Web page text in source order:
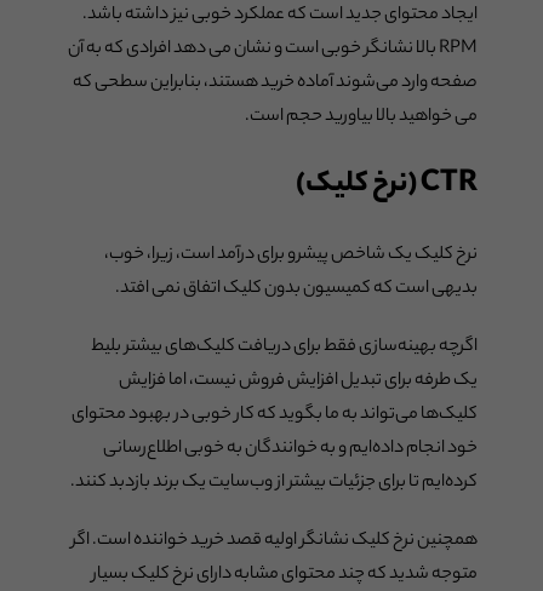
ایجاد محتوای جدید است که عملکرد خوبی نیز داشته باشد.
RPM بالا نشانگر خوبی است و نشان می دهد افرادی که به آن
صفحه وارد می‌شوند آماده خرید هستند، بنابراین سطحی که
می خواهید بالا بیاورید حجم است.
CTR (نرخ کلیک)
نرخ کلیک یک شاخص پیشرو برای درآمد است، زیرا، خوب،
بدیهی است که کمیسیون بدون کلیک اتفاق نمی افتد.
اگرچه بهینه‌سازی فقط برای دریافت کلیک‌های بیشتر بلیط
یک طرفه برای تبدیل افزایش فروش نیست، اما فزایش
کلیک‌ها می‌تواند به ما بگوید که کار خوبی در بهبود محتوای
خود انجام داده‌ایم و به خوانندگان به خوبی اطلاع‌رسانی
کرده‌ایم تا برای جزئیات بیشتر از وب‌سایت یک برند بازدبد کنند.
همچنین نرخ کلیک نشانگر اولیه قصد خرید خواننده است. اگر
متوجه شدید که چند محتوای مشابه دارای نرخ کلیک بسیار